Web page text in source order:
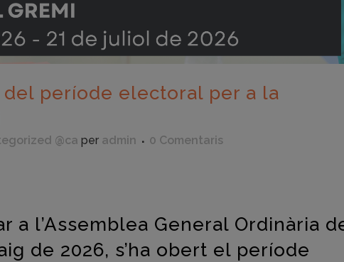
del període electoral per a la
@ca per admin 0 Comentaris
a l’Assemblea General Ordinària
de 2026, s’ha obert el període